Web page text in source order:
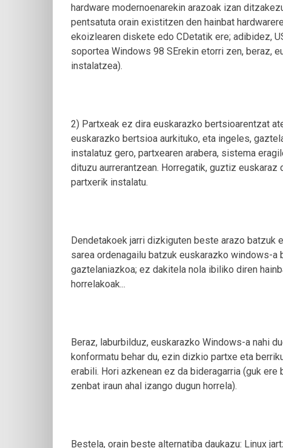
hardware modernoenarekin arazoak izan
pentsatuta orain existitzen den hainbat
ekoizlearen diskete edo CDetatik ere; adibidez,
soportea Windows 98 SErekin etorri zen, beraz,
instalatzea).
2) Partxeak ez dira euskarazko bertsioarentzat
euskarazko bertsioa aurkituko, eta ingeles,
instalatuz gero, partxearen arabera, sistema
dituzu aurrerantzean. Horregatik, guztiz
partxerik instalatu.
Dendetakoek jarri dizkiguten beste arazo batzuk
sarea ordenagailu batzuk euskarazko windows-
gaztelaniazkoa; ez dakitela nola ibiliko diren
horrelakoak...
Beraz, laburbilduz, euskarazko Windows-a nahi
konformatu behar du, ezin dizkio partxe eta
erabili. Hori azkenean ez da bideragarria (guk
zenbat iraun ahal izango dugun horrela).
Bestela, orain beste alternatiba daukazu: Linux